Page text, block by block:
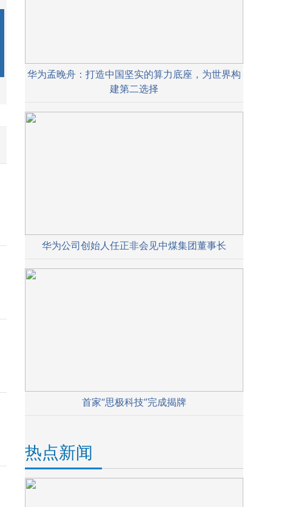
华为孟晚舟：打造中国坚实的算力底座，为世界构
建第二选择
华为公司创始人任正非会见中煤集团董事长
首家“思极科技”完成揭牌
热点新闻